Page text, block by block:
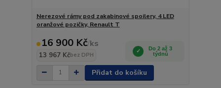
Nerezové rámy pod zakabinové spoilery, 4 LED
oranžové pozičky, Renault T
16 900 Kč/ks
13 967 Kčbez DPH
Do 2 až 3
týdnů
Přidat do košíku